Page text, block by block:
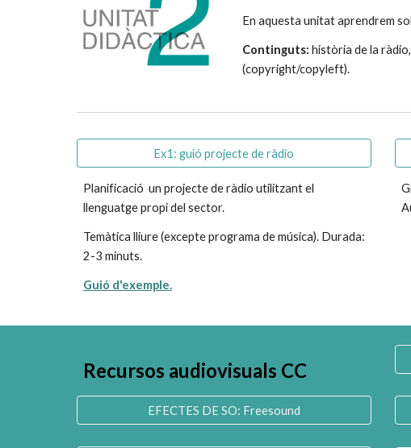
En aquesta unitat aprendrem
Continguts: història de la
(copyright/copyleft).
Ex1: guió projecte de ràdio
Planificació un projecte de ràdio utilitzant el
llenguatge propi del sector.
Temàtica lliure (excepte programa de música).
2-3 minuts.
Guió d'exemple.
Recursos audiovisuals CC
EFECTES DE SO: Freesound